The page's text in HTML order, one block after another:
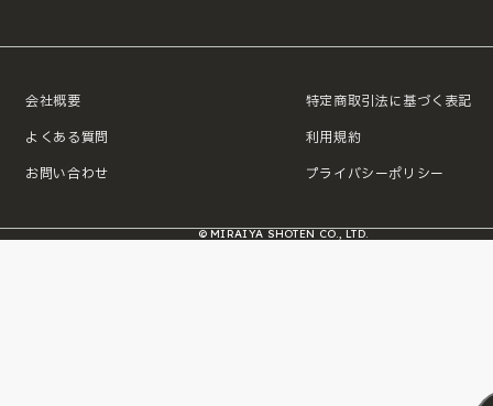
会社概要
よくある質問
お問い合わせ
特定商取引法に基づく表記
利用規約
プライバシーポリシー
© MIRAIYA SHOTEN CO., LTD.